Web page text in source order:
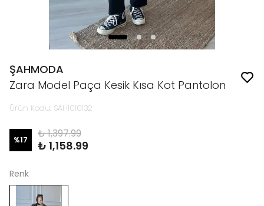
ŞAHMODA
Zara Model Paça Kesik Kısa Kot Pantolon
Ürün Kodu: SAH1010132
%17 ₺ 1,397.99
₺ 1,158.99
Renk